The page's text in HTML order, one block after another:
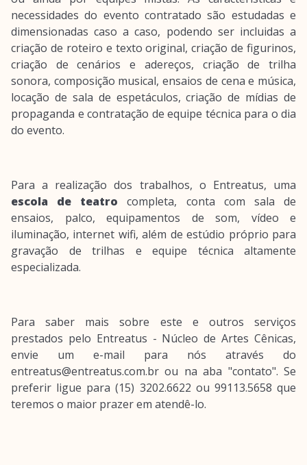
necessidades do evento contratado são estudadas e
dimensionadas caso a caso, podendo ser incluidas a
criação de roteiro e texto original, criação de figurinos,
criação de cenários e adereços, criação de trilha
sonora, composição musical, ensaios de cena e música,
locação de sala de espetáculos, criação de mídias de
propaganda e contratação de equipe técnica para o dia
do evento.
Para a realização dos trabalhos, o Entreatus, uma
escola de teatro completa, conta com sala de
ensaios, palco, equipamentos de som, vídeo e
iluminação, internet wifi, além de estúdio próprio para
gravação de trilhas e equipe técnica altamente
especializada.
Para saber mais sobre este e outros serviços
prestados pelo Entreatus - Núcleo de Artes Cênicas,
envie um e-mail para nós através do
entreatus@entreatus.com.br ou na aba "contato". Se
preferir ligue para (15) 3202.6622 ou 99113.5658 que
teremos o maior prazer em atendê-lo.